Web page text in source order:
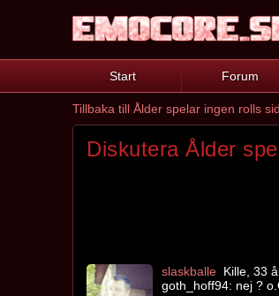
Start Forum
Tillbaka till Ålder spelar ingen rolls
Diskutera Ålder
slaskballe Kille, 33
goth_hoff94: nej ?